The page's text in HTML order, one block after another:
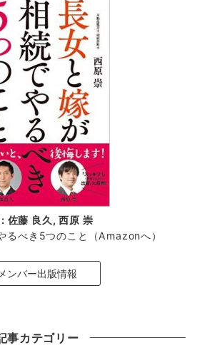
佐藤 良久, 西原 崇
るべき5つのこと（Amazonへ）
メンバー出版情報
事カテゴリー